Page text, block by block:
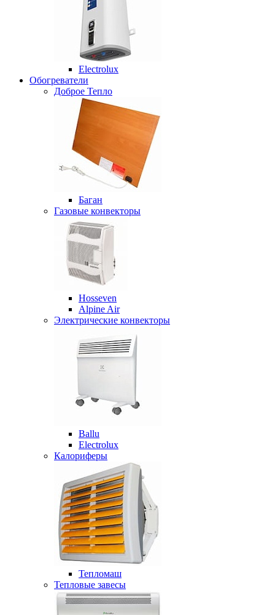
Electrolux
Обогреватели
Доброе Тепло
Баган
Газовые конвекторы
Hosseven
Alpine Air
Электрические конвекторы
Ballu
Electrolux
Калориферы
Тепломаш
Тепловые завесы